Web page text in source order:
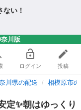
い！
川版
ログイン 投稿
川県の配送 相模原市
定✨朝はゆっくり